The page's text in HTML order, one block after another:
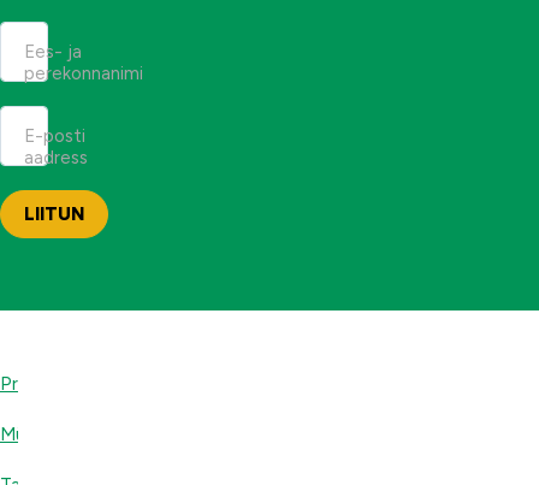
Ees- ja
perekonnanimi
E-posti
aadress
Privaatsuspoliitika
Müügitingimused